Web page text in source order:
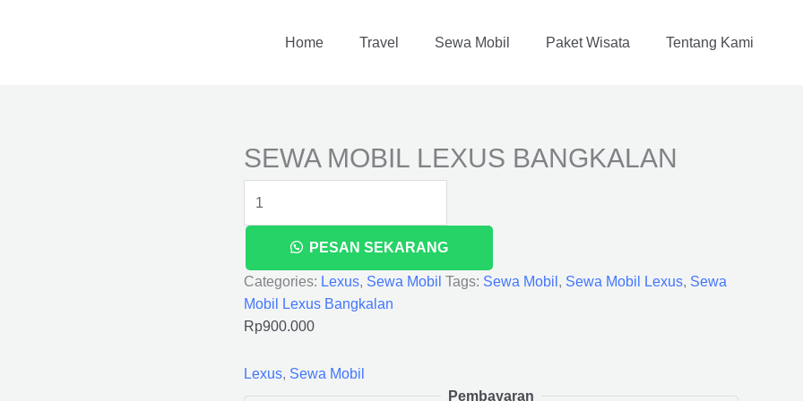
Home Travel Sewa Mobil Paket Wisata Tentang Kami
SEWA MOBIL LEXUS BANGKALAN
PESAN SEKARANG
Categories: Lexus, Sewa Mobil Tags: Sewa Mobil , Sewa Mobil Lexus, Sewa
Mobil Lexus Bangkalan
Rp900.000
Lexus, Sewa Mobil
Pembayaran